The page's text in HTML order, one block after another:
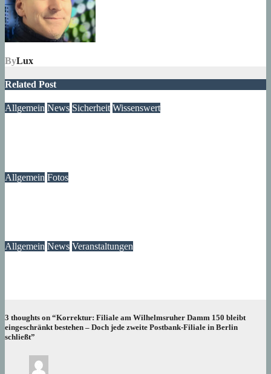
ByLux
Related Post
Allgemein News Sicherheit Wissenswert
Allgemein Fotos
Allgemein News Veranstaltungen
3 thoughts on “Korrektur: Filiale am Wilhelmsruher Damm 150 bleibt
eingeschränkt bestehen – Doch jede zweite Postbank-Filiale in Berlin
schließt”